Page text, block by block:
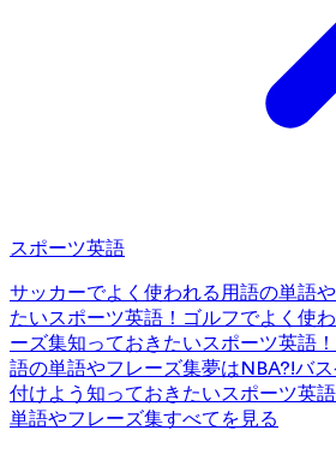
スポーツ英語
サッカーでよく使われる用語の単語
たいスポーツ英語！ゴルフでよく使
ーズ集知っておきたいスポーツ英語
語の単語やフレーズ集夢はNBA?!バ
付けよう 知っておきたいスポーツ英
単語やフレーズ集すべてを見る